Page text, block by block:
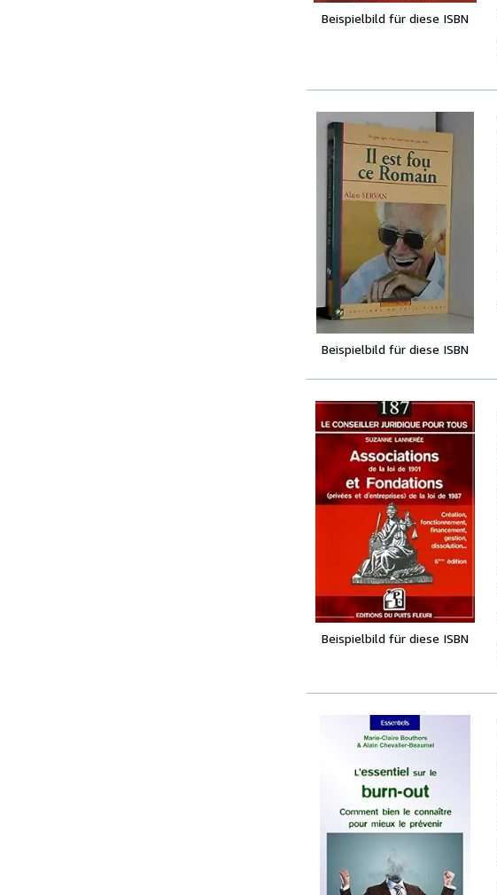
Beispielbild für diese ISBN
Beispielbild für diese ISBN
Beispielbild für diese ISBN